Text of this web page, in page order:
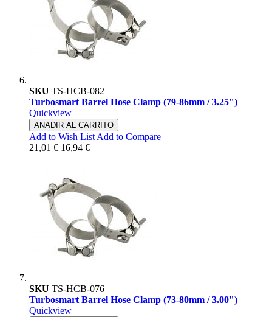
SKU TS-HCB-082
Turbosmart Barrel Hose Clamp (79-86mm / 3.25")
Quickview
ANADIR AL CARRITO
Add to Wish List Add to Compare
21,01 € 16,94 €
SKU TS-HCB-076
Turbosmart Barrel Hose Clamp (73-80mm / 3.00")
Quickview